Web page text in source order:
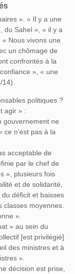
». « Il y a une
du Sahel », « il y a
Nous vivons une
un chômage de
confrontés à la
», « une
politiques ?
agir » :
gouvernement ne
n’est pas à la
acceptable de
par le chef de
», plusieurs fois
et de solidarité,
déficit et baisses
classes moyennes.
».
» au sein du
[est privilégié]
des ministres et à
».
décision est prise,